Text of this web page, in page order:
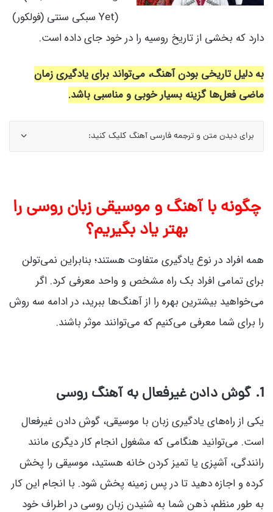
Yet) سبکی سنتی (فولکور)
دارد که بخشی از تاریخ روسیه را در خود جای داده است.
به دلیل تاریخی بودن آهنگ، می‌تواند برای یادگیری زمان
ماضی فعل‌ها گزینه بسیار خوبی و مناسبی باشد.
برای دیدن متن و ترجمه فارسی آهنگ کلیک کنید:
چگونه با آهنگ و موسیقی زبان روسی را
بهتر یاد بگیریم؟
همه افراد در نوع یادگیری متفاوت هستند؛ بنابراین نمی‌تولن
برای تمامی افراد بک راه مشخص و واحد معرفی کرد. اگر
می‌خواهید بیشترین بهره را از آهنگ‌ها ببرید، در ادامه سه روش
را برای شما معرفی می‌کنیم که می‌توانند موثر باشند.
1. گوش دادن غیرفعال به آهنگ روسی
یکی از راه‌های یادگیری زبان با موسیقی، گوش دادن غیرفعال
است. می‌توانید هنگامی که مشغول انجام کار دیگری مانند
رانندگی، آشپزی یا تمیز کردن خانه هستید، موسیقی را پخش
کرده و اجازه دهید تا در پس زمینه پخش شود. با انجام این کار
به طور منظم، ذهن شما به شنیدن زبان روسی در اطراف خود